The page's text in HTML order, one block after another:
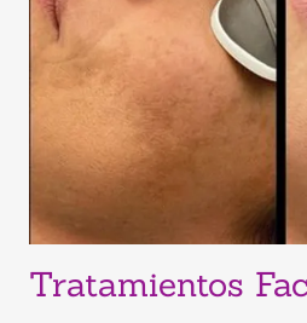
Tratamientos